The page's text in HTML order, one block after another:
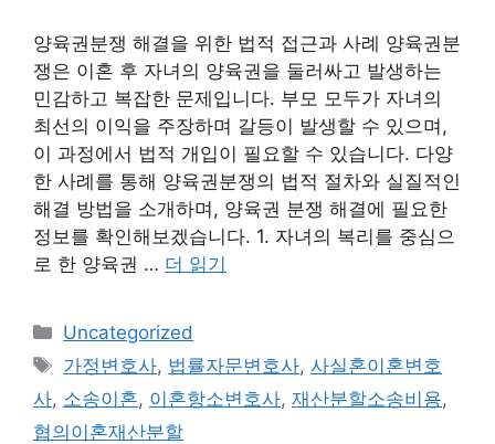
양육권분쟁 해결을 위한 법적 접근과 사례 양육권분
쟁은 이혼 후 자녀의 양육권을 둘러싸고 발생하는
민감하고 복잡한 문제입니다. 부모 모두가 자녀의
최선의 이익을 주장하며 갈등이 발생할 수 있으며,
이 과정에서 법적 개입이 필요할 수 있습니다. 다양
한 사례를 통해 양육권분쟁의 법적 절차와 실질적인
해결 방법을 소개하며, 양육권 분쟁 해결에 필요한
정보를 확인해보겠습니다. 1. 자녀의 복리를 중심으
로 한 양육권 … 더 읽기
카
테
고
리
Uncategorized
태
그
가정변호사, 법률자문변호사,사실혼이혼변호
사, 소송이혼, 이혼항소변호사, 재산분할소송비용,
협의이혼재산분할